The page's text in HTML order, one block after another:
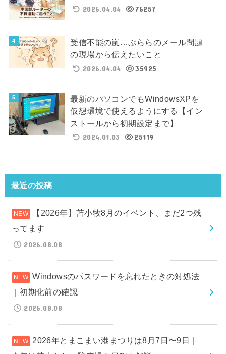
2026.04.04
76257
受信不能の嵐…ぷららのメール問題
の現場から伝えたいこと
2026.04.04
35925
最新のパソコンでもWindowsXPを
仮想環境で使えるようにする【イン
ストールから初期設定まで】
2024.01.03
25119
最近の投稿
【2026年】苫小牧8月のイベント、まだ2つ残
ってます
2026.08.08
Windowsのパスワードを忘れたときの対処法
｜初期化前の確認
2026.08.08
2026年とまこまい港まつりは8月7日〜9日｜